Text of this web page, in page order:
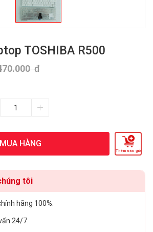
TOSHIBA R500
đ
MUA HÀNG
Thêm vào giỏ
tôi
hãng 100%.
24/7.